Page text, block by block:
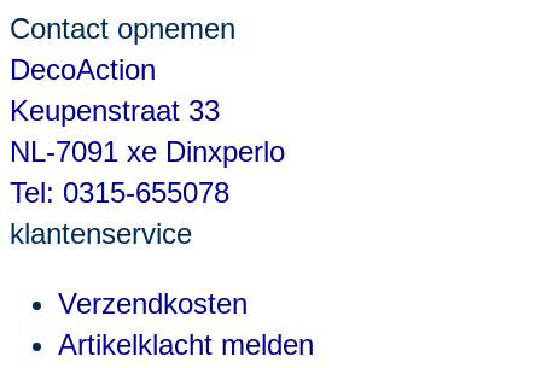
Contact opnemen
DecoAction
Keupenstraat 33
NL-7091 xe Dinxperlo
Tel: 0315-655078
klantenservice
Verzendkosten
Artikelklacht melden